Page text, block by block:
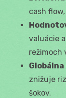
cash
valuácie
režimoch
znižuje
šokov.